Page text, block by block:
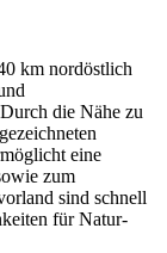
km nordöstlich
die Nähe zu
eine
zum
sind schnell
für Natur-